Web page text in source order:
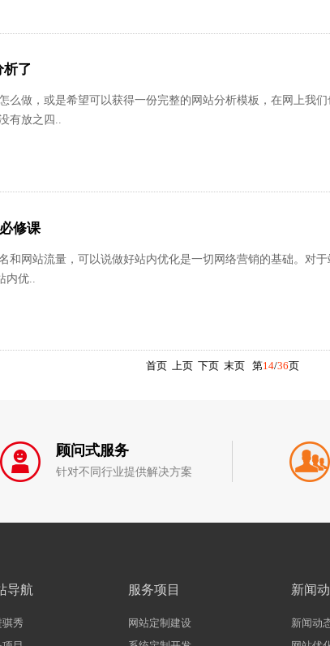
了
做，或是希望可以获得一份完整的网站分析模板，在网上我
有放之四..
修课
网站流量，可以说做好站内优化是一切网络营销的基础。对
优..
首页 上页 下页 末页 第14/36 页
顾问式服务
针对不同行业提供解决方案
导航
骐秀
服务项目
网站定制建设
新闻
新闻动